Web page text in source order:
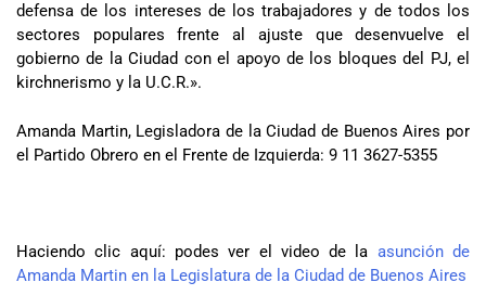
defensa de los intereses de los trabajadores y de todos los
sectores populares frente al ajuste que desenvuelve el
gobierno de la Ciudad con el apoyo de los bloques del PJ, el
kirchnerismo y la U.C.R.».
Amanda Martin, Legisladora de la Ciudad de Buenos Aires por
el Partido Obrero en el Frente de Izquierda: 9 11 3627-5355
Haciendo clic aquí: podes ver el video de la asunción de
Amanda Martin en la Legislatura de la Ciudad de Buenos Aires